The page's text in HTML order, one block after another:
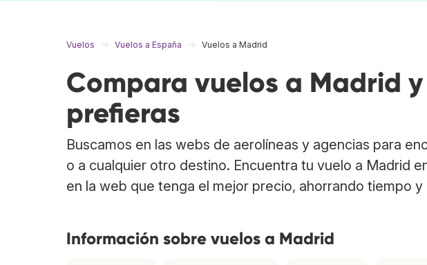
Vuelos Vuelos a España Vuelos a Madrid
Compara vuelos a Madrid
prefieras
Buscamos en las webs de aerolíneas y agencias para
o a cualquier otro destino. Encuentra tu vuelo a Madrid
en la web que tenga el mejor precio, ahorrando tiempo y
Información sobre vuelos a Madrid